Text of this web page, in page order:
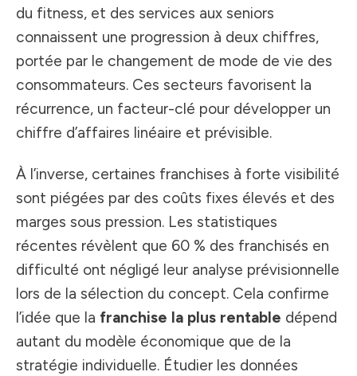
du fitness, et des services aux seniors
connaissent une progression à deux chiffres,
portée par le changement de mode de vie des
consommateurs. Ces secteurs favorisent la
récurrence, un facteur-clé pour développer un
chiffre d’affaires linéaire et prévisible.
À l’inverse, certaines franchises à forte visibilité
sont piégées par des coûts fixes élevés et des
marges sous pression. Les statistiques
récentes révèlent que 60 % des franchisés en
difficulté ont négligé leur analyse prévisionnelle
lors de la sélection du concept. Cela confirme
l’idée que la franchise la plus rentable dépend
autant du modèle économique que de la
stratégie individuelle. Étudier les données